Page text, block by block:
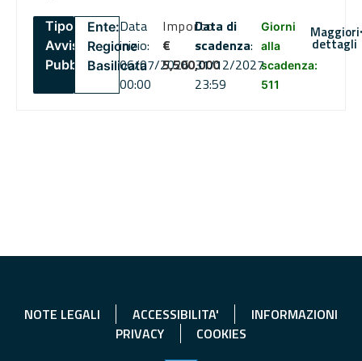
Tipo:
Avviso
Pubblico
Ente:
Regione
Basilicata
Data
inizio:
06/07/2026
00:00
Importo
€
5,500,000
Data di
scadenza:
31/12/2027
23:59
Giorni
alla
scadenza:
511
Maggiori
dettagli
NOTE LEGALI ACCESSIBILITA'
INFORMAZIONI
PRIVACY
COOKIES